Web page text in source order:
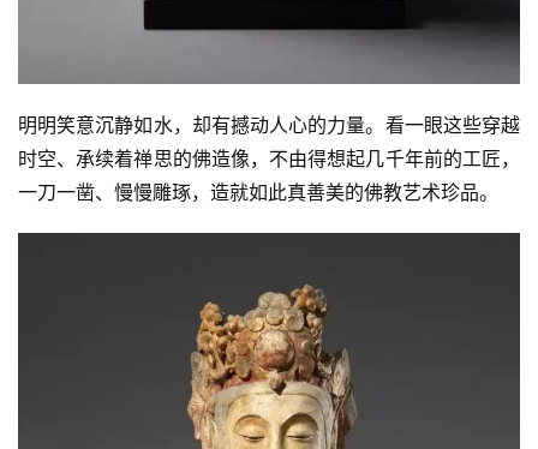
明明笑意沉静如水，却有撼动人心的力量。看一眼这些穿越
时空、承续着禅思的佛造像，不由得想起几千年前的工匠，
一刀一凿、慢慢雕琢，造就如此真善美的佛教艺术珍品。